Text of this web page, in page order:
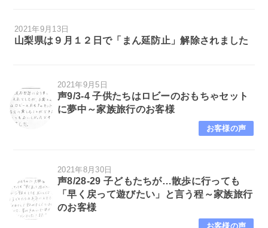
2021年9月13日
山梨県は９月１２日で「まん延防止」解除されました
2021年9月5日
声9/3-4 子供たちはロビーのおもちゃセット
に夢中～家族旅行のお客様
お客様の声
2021年8月30日
声8/28-29 子どもたちが…散歩に行っても
「早く戻って遊びたい」と言う程～家族旅行
のお客様
お客様の声